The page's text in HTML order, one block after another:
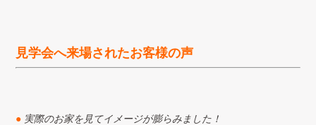
見学会へ来場されたお客様の声
● 実際のお家を見てイメージが膨らみました！